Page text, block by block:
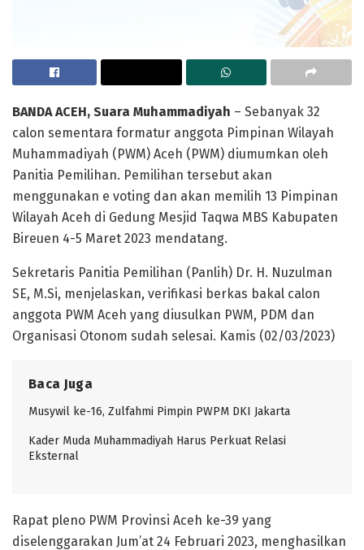
BANDA ACEH, Suara Muhammadiyah – Sebanyak 32
calon sementara formatur anggota Pimpinan Wilayah
Muhammadiyah (PWM) Aceh (PWM) diumumkan oleh
Panitia Pemilihan. Pemilihan tersebut akan
menggunakan e voting dan akan memilih 13 Pimpinan
Wilayah Aceh di Gedung Mesjid Taqwa MBS Kabupaten
Bireuen 4-5 Maret 2023 mendatang.
Sekretaris Panitia Pemilihan (Panlih) Dr. H. Nuzulman
SE, M.Si, menjelaskan, verifikasi berkas bakal calon
anggota PWM Aceh yang diusulkan PWM, PDM dan
Organisasi Otonom sudah selesai. Kamis (02/03/2023)
Baca Juga
Musywil ke-16, Zulfahmi Pimpin PWPM DKI Jakarta
Kader Muda Muhammadiyah Harus Perkuat Relasi
Eksternal
Rapat pleno PWM Provinsi Aceh ke-39 yang
diselenggarakan Jum’at 24 Februari 2023, menghasilkan